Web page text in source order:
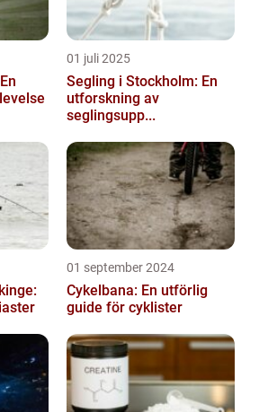
01 juli 2025
Segling i Stockholm: En
utforskning av
seglingsupp...
01 september 2024
Cykelbana: En utförlig
guide för cyklister